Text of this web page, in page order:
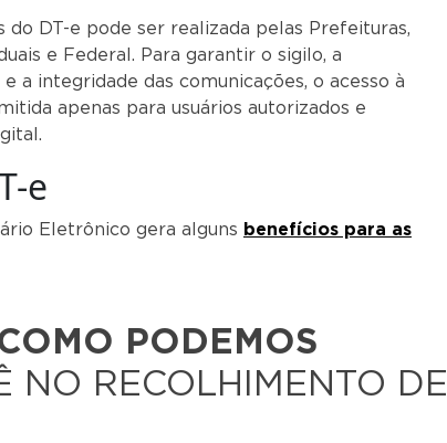
do DT-e pode ser realizada pelas Prefeituras,
e Federal. Para garantir o sigilo, a
a integridade das comunicações, o acesso à
apenas para usuários autorizados e
e
Eletrônico gera alguns benefícios para as
PODEMOS
NO RECOLHIMENTO DE